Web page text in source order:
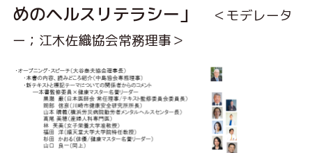
めのヘルスリテラシー」
＜モデレータ
ー；江木佐織協会常務理事＞